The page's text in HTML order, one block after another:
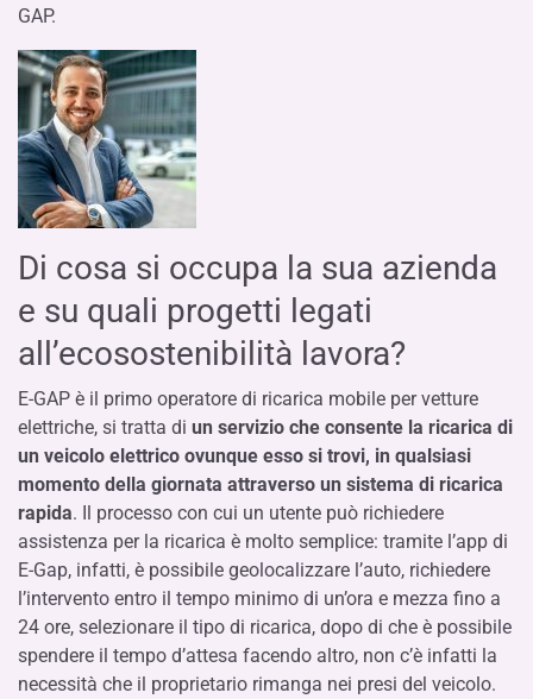
GAP.
Di cosa si occupa la sua azienda
e su quali progetti legati
all’ecosostenibilità lavora?
E-GAP è il primo operatore di ricarica mobile per vetture
elettriche, si tratta di un servizio che consente la ricarica di
un veicolo elettrico ovunque esso si trovi, in qualsiasi
momento della giornata attraverso un sistema di ricarica
rapida. Il processo con cui un utente può richiedere
assistenza per la ricarica è molto semplice: tramite l’app di
E-Gap, infatti, è possibile geolocalizzare l’auto, richiedere
l’intervento entro il tempo minimo di un’ora e mezza fino a
24 ore, selezionare il tipo di ricarica, dopo di che è possibile
spendere il tempo d’attesa facendo altro, non c’è infatti la
necessità che il proprietario rimanga nei presi del veicolo.